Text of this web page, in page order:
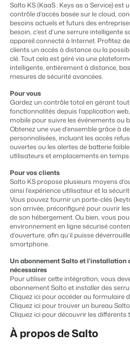
Gestion des canaux de
Diffusez votre inventaire sur plusieurs
App Store
Intégrez vos applications et outils
Gestion des propriétaires
Offrez la transparence que les
Passez à l'action
Prêt à adopter la croissance ?
Site web
Donnez vie à votre marque grâce à
Site web immobilier
Attirez des prospects pour la vente de
BEX Linguistique
Accueillez vos clients dans leur langue.
Marketing
Marketing en ligne
La puissante alliance entre stratégie
performance
Organismes de location de
Chaînes hôtelières et marques
Promoteurs immobiliers
Développement de projets immobiliers.
Chambres d'hôtel, appartements,
Services de conciergerie et
Gestion de location de vacances et
Témoignages
Témoignages de nos clients.
Entrez en contact avec nous
Customer Success
Obtenez des réponses à vos questions.
Passez à l'action
Prêt à adopter la croissance ?
Développeurs
Construisez votre solution avec notre
Partenaires
Rejoignez-nous dans notre aventure
de l'hospitalité.
Événements
Faites notre connaissance lors de
Trust Center
La confiance chez Booking Experts
À propos de nous
Obtenez des réponses á vos questions.
BEX PMS
FR
Gestion du contenu
Des connections pour tous les CMS
Gestion des installations
Automatisez et simplifiez vos
Gestion des revenus
Optimisez vos tarifs et votre taux
Conformité
Des applications pour rester conforme
vigueur
Comptabilité
Gardez vos comptes à jour
Systèmes POS
Connectez vos points de vente à votre
Communications
Prenez le contrôle de la
Systèmes énergétiques
Mesurez votre consommation grâce
Il manque une
Salto KS (KaaS : Keys as a Service) est
contrôle d’accès basée sur le cloud,
besoins actuels et futurs des
besoin, c’est d’une serrure intelligente
appareil connecté à Internet. Profitez
clients un accès à distance ou la
clé. Tout cela est géré via une
intelligente, entièrement à distance,
mesures de sécurité avancées.
Pour vous
Gardez un contrôle total en gérant
fonctionnalités depuis l’application
mobile pour suivre les événements ou
Obtenez une vue d’ensemble grâce à
personnalisées, incluant les accès
ouvertes ou les alertes de batterie
utilisateurs et emplacements en temps
Pour vos clients
Salto KS propose plusieurs moyens
ainsi l’expérience utilisateur et la
Vous pouvez fournir un porte-clés
son arrivée, préconfiguré pour ouvrir
de son hébergement. Ou bien, vous
environnement en ligne sécurisé
d’ouverture, afin qu’il puisse
smartphone.
Un abonnement Salto et l’installation
nécessaires
Pour utiliser cette intégration, vous
abonnement Salto et installer des
Cliquez ici pour accéder au formulaire
Cliquez ici pour trouver un bureau
Cliquez ici pour découvrir les différents
À propos de Salto